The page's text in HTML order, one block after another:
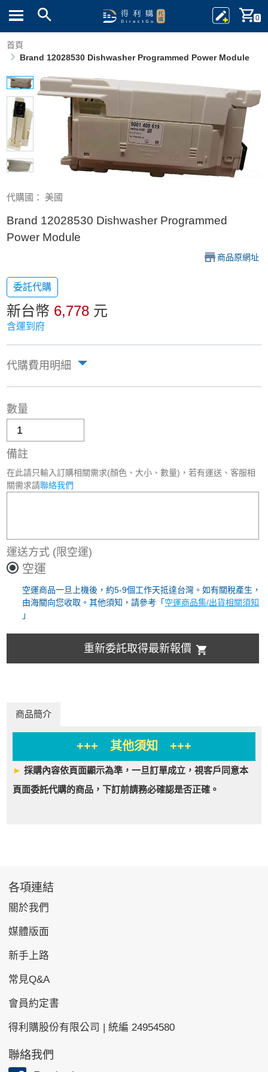
0
首頁
Brand 12028530 Dishwasher Programmed Power Module
代購國： 美國
Brand 12028530 Dishwasher Programmed
Power Module
商品原網址
委託代購
新台幣 6,778 元
含運到府
代購費用明細
數量
備註
在此請只輸入訂購相關需求(顏色、大小、數量)，若有運送、客服相
關需求請聯絡我們
運送方式 (限空運)
空運
空運商品一旦上機後，約5-9個工作天抵達台灣。如有關稅產生，
由海關向您收取。其他須知，請參考「 空運商品集/出貨相關須知
」
重新委託取得最新報價
商品簡介
+++ 其他須知 +++
►採購內容依頁面顯示為準，一旦訂單成立，視客戶同意本
頁面委託代購的商品，下訂前請務必確認是否正確。
各項連結
關於我們
媒體版面
新手上路
常見Q&A
會員約定書
得利購股份有限公司 | 統編 24954580
聯絡我們